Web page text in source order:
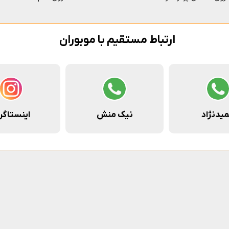
ارتباط مستقیم با موبوران
نیک منش